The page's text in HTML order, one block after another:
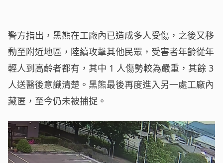
警方指出，黑熊在工廠內已造成多人受傷，之後又移
動至附近地區，陸續攻擊其他民眾，受害者年齡從年
輕人到高齡者都有，其中 1 人傷勢較為嚴重，其餘 3
人送醫後意識清楚。黑熊最後再度進入另一處工廠內
藏匿，至今仍未被捕捉。